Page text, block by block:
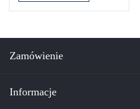
Zamówienie
Informacje